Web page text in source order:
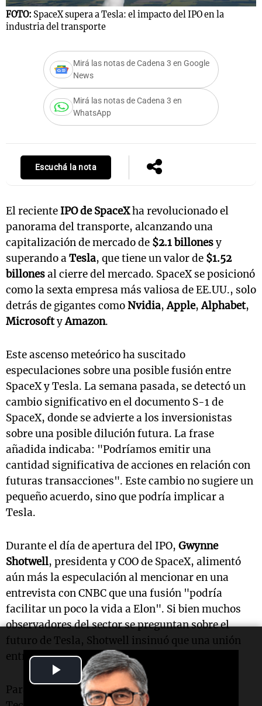
Play
Video
FOTO: SpaceX supera a Tesla: el impacto del IPO en la
industria del transporte
Mirá las notas de Cadena 3 en Google
News
Mirá las notas de Cadena 3 en
WhatsApp
Escuchá la nota
El reciente IPO de SpaceXha revolucionado el
panorama del transporte, alcanzando una
capitalización de mercado de $2.1 billonesy
superando aTesla, que tiene un valor de $1.52
billonesal cierre del mercado. SpaceX se posicionó
como la sexta empresa más valiosa de EE.UU., solo
detrás de gigantes comoNvidia,Apple,Alphabet,
MicrosoftyAmazon.
Este ascenso meteórico ha suscitado
especulaciones sobre una posible fusión entre
SpaceX y Tesla. La semana pasada, se detectó un
cambio significativo en el documento S-1 de
SpaceX, donde se advierte a los inversionistas
sobre una posible dilución futura. La frase
añadida indicaba: "Podríamos emitir una
cantidad significativa de acciones en relación con
futuras transacciones". Este cambio no sugiere un
pequeño acuerdo, sino que podría implicar a
Tesla.
Durante el día de apertura del IPO, Gwynne
Shotwell, presidenta y COO de SpaceX, alimentó
aún más la especulación al mencionar en una
entrevista con CNBC que una fusión "podría
facilitar un poco la vida a Elon". Si bien muchos
observadores del sector se preguntan sobre el
futuro de Tesla, Shotwell insinuó que una unión
entre las dos compañías podría ser beneficiosa.
Para aquellos interesados en más detalles,